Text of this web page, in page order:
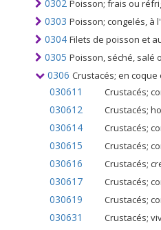
0302 Poisson; frais ou réfrigérés, à l'exclusion
0303 Poisson; congelés, à l'exclusion des
0304 Filets de poisson et autres chairs de
0305 Poisson, séché, salé ou en saumure; poisson fumé, même cuit avant
0306 Crustacés; en coque ou non, vivants, frais, réfrigérés, congelés, séchés, salés ou en saumure; fumé, cuit ou non
030611 Crustacés; congelés, langoustes et autres écrevisses de mer
030612 Crustacés; homards congelés (Homarus spp.), en
030614 Crustacés; congelés, crabes, non
030615 Crustacés; congelés, langoustines (Nephrops
030616 Crustacés; crevettes et crevettes congelées d'eau froide
030617 Crustacés; congelés, crevettes et crevettes, à l'exclusion des
030619 Crustacés; congelé, n.c.a. dans l'article no. 0306.1, en coque ou non,
030631 Crustacés; vivants, frais ou réfrigérés,